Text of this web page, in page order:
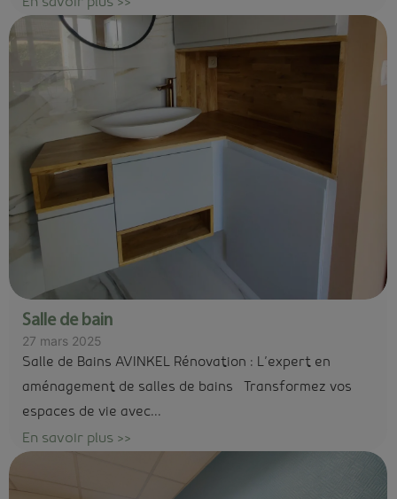
Salle de bain
27 mars 2025
Salle de Bains AVINKEL Rénovation : L’expert en
aménagement de salles de bains Transformez vos
espaces de vie avec...
En savoir plus >>